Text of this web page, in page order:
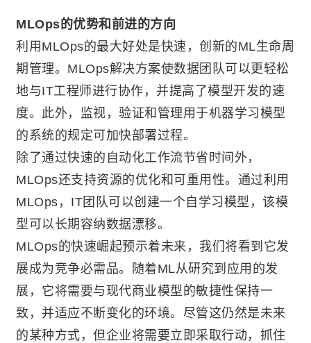
MLOps的优势和前进的方向
利用MLOps的最大好处是快速，创新的ML生命周
期管理。MLOps解决方案使数据团队可以更轻松
地与IT工程师进行协作，并提高了模型开发的速
度。此外，监视，验证和管理用于机器学习模型
的系统的规定可加快部署过程。
除了通过快速的自动化工作流节省时间外，
MLOps还支持资源的优化和可重用性。通过利用
MLOps，IT团队可以创建一个自学习模型，该模
型可以长期容纳数据漂移。
MLOps的快速崛起预示着未来，我们将看到它发
展成为竞争必需品。随着ML从研究到应用的发
展，它将需要与现代商业模型的敏捷性保持一
致，并适应不断变化的环境。尽管这仍然是未来
的某种方式，但企业将需要立即采取行动，抓住